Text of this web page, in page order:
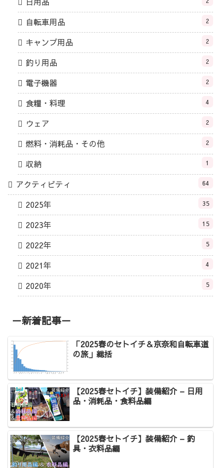
自転車用品 2
キャンプ用品 2
釣り用品 2
電子機器 2
食糧・料理 4
ウェア 2
燃料・消耗品・その他 2
収納 1
アクティビティ 64
2025年 35
2023年 15
2022年 5
2021年 4
2020年 5
－新着記事－
「2025春のセトイチ＆京奈和自転車道
の旅」総括
【2025春セトイチ】装備紹介 – 日用
品・消耗品・食料品編
【2025春セトイチ】装備紹介 – 釣
具・衣料品編